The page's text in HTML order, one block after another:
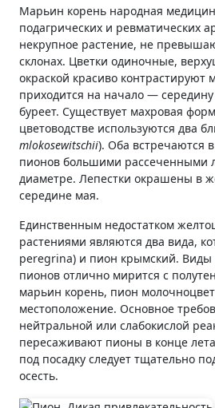
Марьин корень народная
подагрических и ревматических
некрупное растение, не
склонах. Цветки одиночные,
окраской красиво
приходится на начало —
буреет. Существует махровая
цветоводстве используются два
mlokosewitschii). Оба встречаются
пионов большими рассеченными
диаметре. Лепестки окрашены в
середине мая.
Единственным недостатком
растениями являются два вида,
peregrina) и пион крымский. Виды
пионов отлично мирится с
марьин корень, пион
местоположение. Основное
нейтральной или слабокислой
пересаживают пионы в конце
под посадку следует тщательно
осесть.